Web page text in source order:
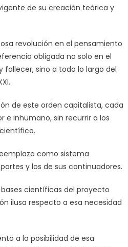
de su creación teórica y
revolución en el pensamiento
obligada no solo en el
fallecer, sino a todo lo largo del
de este orden capitalista, cada
e inhumano, sin recurrir a los
como sistema
y los de sus continuadores.
bases científicas del proyecto
ilusa respecto a esa necesidad
a la posibilidad de esa